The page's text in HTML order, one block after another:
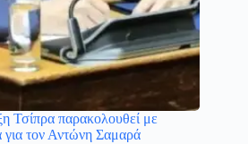
Τσίπρα παρακολουθεί με
για τον Αντώνη Σαμαρά